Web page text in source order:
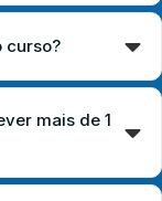
curso?
mais de 1